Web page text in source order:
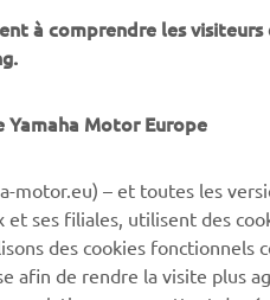
Systèmes pour VAE
à comprendre les
Yamaha Motor Europe
motor.eu) – et toutes les
et ses filiales, utilisent des
des cookies
afin de rendre la visite plus